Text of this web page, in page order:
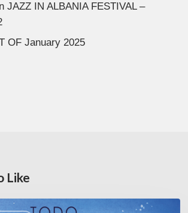
JAZZ IN ALBANIA FESTIVAL –
OF January 2025
Like